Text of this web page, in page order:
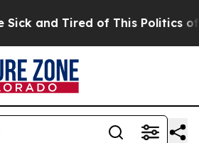
and Tired of This Politics of